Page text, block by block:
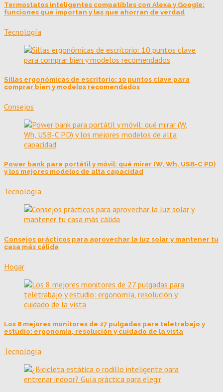
Termostatos inteligentes compatibles con Alexa y Google:
funciones que importan y las que ahorran de verdad
Tecnología
Sillas ergonómicas de escritorio: 10 puntos clave para
comprar bien y modelos recomendados
Consejos
Power bank para portátil y móvil: qué mirar (W, Wh, USB-C PD)
y los mejores modelos de alta capacidad
Tecnología
Consejos prácticos para aprovechar la luz solar y mantener tu
casa más cálida
Hogar
Los 8 mejores monitores de 27 pulgadas para teletrabajo y
estudio: ergonomía, resolución y cuidado de la vista
Tecnología